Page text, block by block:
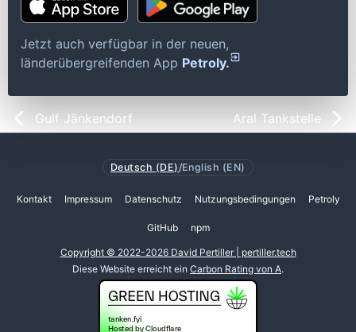
Jetzt auch verfügbar in der neuen,
länderübergreifenden App Petroly.
Gulf Jänkendorf Aral Tankstelle
Deutsch (DE) /English (EN)
Kontakt Impressum Datenschutz Nutzungsbedingungen Petroly
GitHub npm
Copyright © 2022-2026 David Pertiller | pertiller.tech
Diese Website erreicht ein Carbon Rating von A.